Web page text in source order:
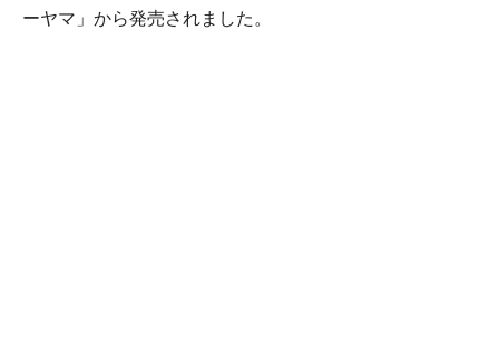
ーヤマ」から発売されました。